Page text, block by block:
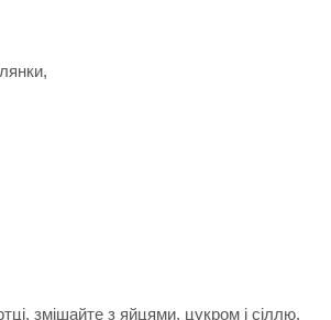
змішайте з яйцями, цукром і сіллю.